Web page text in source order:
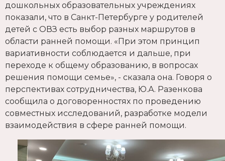
дошкольных образовательных учреждениях
показали, что в Санкт-Петербурге у родителей
детей с ОВЗ есть выбор разных маршрутов в
области ранней помощи. «При этом принцип
вариативности соблюдается и дальше, при
переходе к общему образованию, в вопросах
решения помощи семье», - сказала она. Говоря о
перспективах сотрудничества, Ю.А. Разенкова
сообщила о договоренностях по проведению
совместных исследований, разработке модели
взаимодействия в сфере ранней помощи.